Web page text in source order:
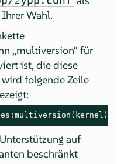
Wahl.
„multiversion“ für
ist, die diese
folgende Zeile
auf
beschränkt